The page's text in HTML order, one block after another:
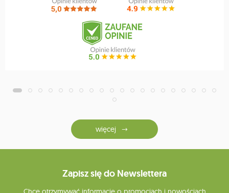
więcej
Zapisz się do Newslettera